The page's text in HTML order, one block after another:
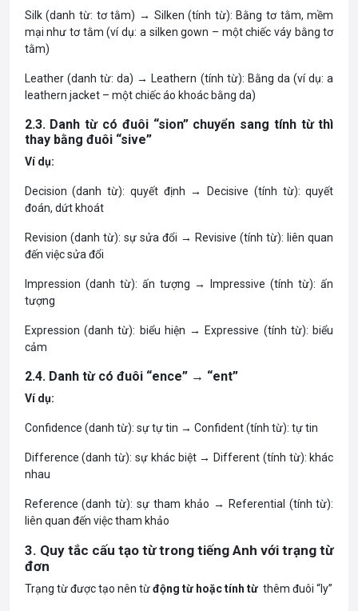
Silk (danh từ: tơ tằm) → Silken (tính từ): Bằng tơ tằm, mềm
mại như tơ tằm (ví dụ: a silken gown – một chiếc váy bằng tơ
tằm)
Leather (danh từ: da) → Leathern (tính từ): Bằng da (ví dụ: a
leathern jacket – một chiếc áo khoác bằng da)
2.3. Danh từ có đuôi “sion” chuyển sang tính từ thì
thay bằng đuôi “sive”
Ví dụ:
Decision (danh từ): quyết định → Decisive (tính từ): quyết
đoán, dứt khoát
Revision (danh từ): sự sửa đổi → Revisive (tính từ): liên quan
đến việc sửa đổi
Impression (danh từ): ấn tượng → Impressive (tính từ): ấn
tượng
Expression (danh từ): biểu hiện → Expressive (tính từ): biểu
cảm
2.4. Danh từ có đuôi “ence” → “ent”
Ví dụ:
Confidence (danh từ): sự tự tin → Confident (tính từ): tự tin
Difference (danh từ): sự khác biệt → Different (tính từ): khác
nhau
Reference (danh từ): sự tham khảo → Referential (tính từ):
liên quan đến việc tham khảo
3. Quy tắc cấu tạo từ trong tiếng Anh với trạng từ
đơn
Trạng từ được tạo nên từđộng từ hoặc tính từ thêm đuôi “ly”